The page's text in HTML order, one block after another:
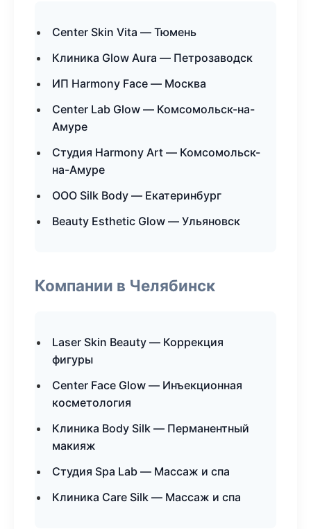
Center Skin Vita — Тюмень
Клиника Glow Aura — Петрозаводск
ИП Harmony Face — Москва
Center Lab Glow — Комсомольск-на-
Амуре
Студия Harmony Art — Комсомольск-
на-Амуре
ООО Silk Body — Екатеринбург
Beauty Esthetic Glow — Ульяновск
Компании в Челябинск
Laser Skin Beauty — Коррекция
фигуры
Center Face Glow — Инъекционная
косметология
Клиника Body Silk — Перманентный
макияж
Студия Spa Lab — Массаж и спа
Клиника Care Silk — Массаж и спа